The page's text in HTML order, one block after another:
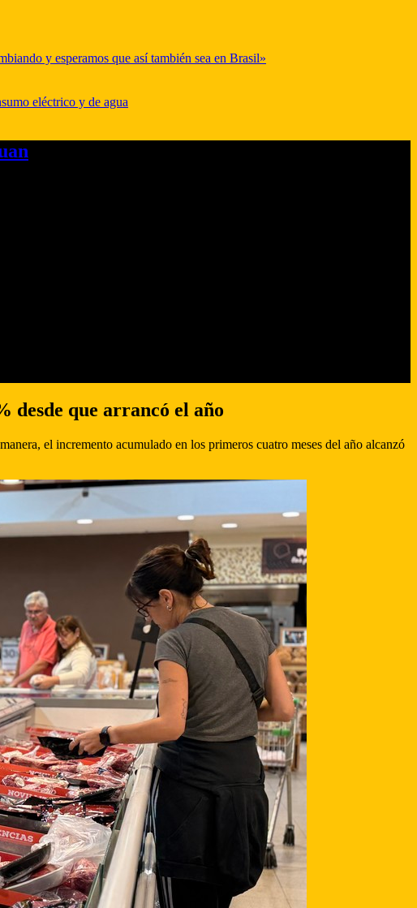
y esperamos que así también sea en Brasil»
eléctrico y de agua
desde que arrancó el año
el incremento acumulado en los primeros cuatro meses del año alcanzó